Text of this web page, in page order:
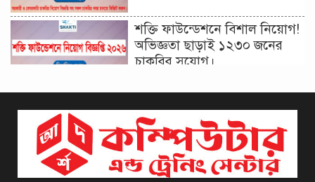
শক্তি ফাউন্ডেশনে বিশাল নিয়োগ!
অভিজ্ঞতা ছাড়াই ১২৩০ জনের
চাকরির সুযোগ।
বিজ্ঞপ্তি ২০২৬ | Taxes Zone
Dinajpur Job Circular 2026
বেসরকারি সংস্থা সেতু (SETU)